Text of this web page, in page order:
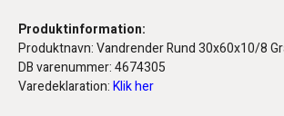
Produktinformation:
Produktnavn: Vandrender Rund 30x60x10/8
DB varenummer: 4674305
Varedeklaration:Klik her